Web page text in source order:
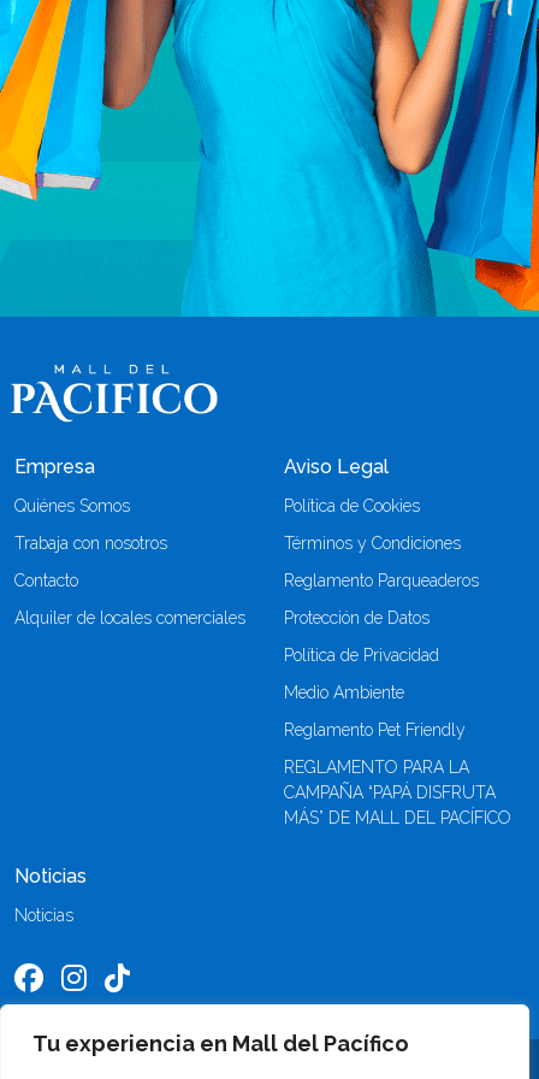
Tu experiencia en Mall del Pacífico
Empresa
Quiénes Somos
Trabaja con nosotros
Contacto
Alquiler de locales comerciales
Aviso Legal
Política de Cookies
Términos y Condiciones
Reglamento Parqueaderos
Protección de Datos
Política de Privacidad
Medio Ambiente
Reglamento Pet Friendly
REGLAMENTO PARA LA
CAMPAÑA “PAPÁ DISFRUTA
MÁS” DE MALL DEL PACÍFICO
Noticias
Noticias